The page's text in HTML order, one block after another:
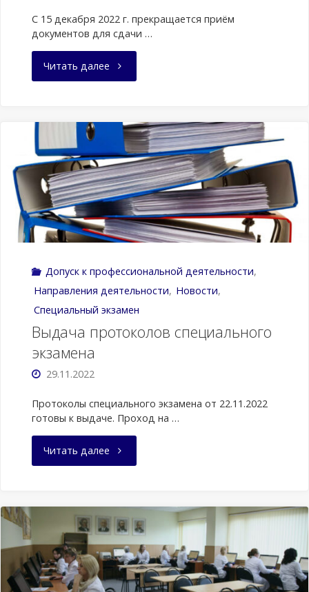
С 15 декабря 2022 г. прекращается приём
документов для сдачи …
Читать далее"Информация
сдаче
специального
экзамена"
Допуск к профессиональной деятельности,
Направления деятельности, Новости,
Специальный экзамен
Выдача протоколов специального
экзамена
29.11.2022
Протоколы специального экзамена от 22.11.2022
готовы к выдаче. Проход на …
Читать далее"Выдача
специального
экзамена"